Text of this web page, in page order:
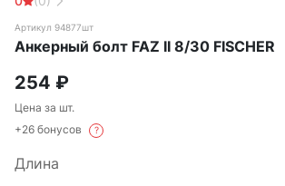
Артикул 94877шт
Анкерный болт FAZ II 8/30 FISCHER
254 ₽
Цена за шт.
+26 бонусов
?
Длина